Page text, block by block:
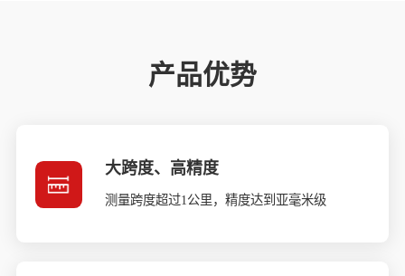
产品优势
大跨度、高精度
测量跨度超过1公里，精度达到亚毫米级